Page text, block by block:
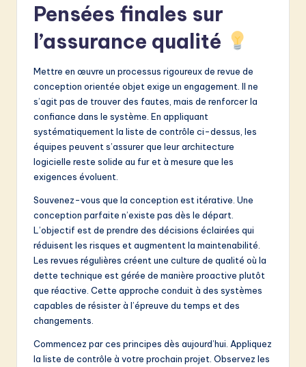
Pensées finales sur
l’assurance qualité
Mettre en œuvre un processus rigoureux de revue de
conception orientée objet exige un engagement. Il ne
s’agit pas de trouver des fautes, mais de renforcer la
confiance dans le système. En appliquant
systématiquement la liste de contrôle ci-dessus, les
équipes peuvent s’assurer que leur architecture
logicielle reste solide au fur et à mesure que les
exigences évoluent.
Souvenez-vous que la conception est itérative. Une
conception parfaite n’existe pas dès le départ.
L’objectif est de prendre des décisions éclairées qui
réduisent les risques et augmentent la maintenabilité.
Les revues régulières créent une culture de qualité où la
dette technique est gérée de manière proactive plutôt
que réactive. Cette approche conduit à des systèmes
capables de résister à l’épreuve du temps et des
changements.
Commencez par ces principes dès aujourd’hui. Appliquez
la liste de contrôle à votre prochain projet. Observez les